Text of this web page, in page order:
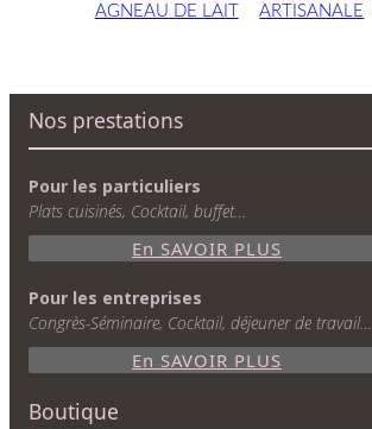
AGNEAU DE LAIT
ARTISANALE
Nos prestations
Pour les particuliers
Plats cuisinés, Cocktail, buffet…
En SAVOIR PLUS
Pour les entreprises
Congrès-Séminaire, Cocktail, déjeuner de travail…
En SAVOIR PLUS
Boutique